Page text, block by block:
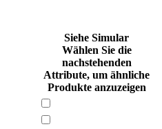
Siehe Simular
Wählen Sie die
nachstehenden
Attribute, um ähnliche
Produkte anzuzeigen